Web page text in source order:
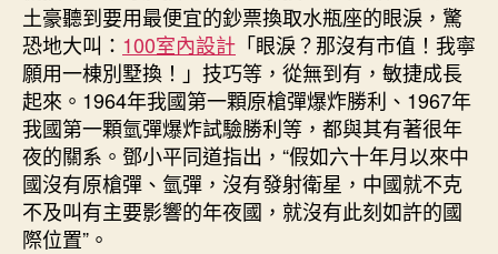
土豪聽到要用最便宜的鈔票換取水瓶座的眼淚，驚
恐地大叫： 100室內設計 「眼淚？那沒有市值！我寧
願用一棟別墅換！」技巧等，從無到有，敏捷成長
起來。1964年我國第一顆原槍彈爆炸勝利、1967年
我國第一顆氫彈爆炸試驗勝利等，都與其有著很年
夜的關系。鄧小平同道指出，“假如六十年月以來中
國沒有原槍彈、氫彈，沒有發射衛星，中國就不克
不及叫有主要影響的年夜國，就沒有此刻如許的國
際位置”。